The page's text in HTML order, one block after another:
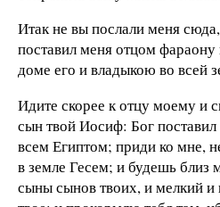
Итак не вы послали меня
поставил меня отцом
доме его и владыкою во всей
Идите скорее к отцу моему и
сын твой Иосиф: Бог
всем Египтом; приди ко мне,
в земле Гесем; и будешь близ
сыны сынов твоих, и мелкий и